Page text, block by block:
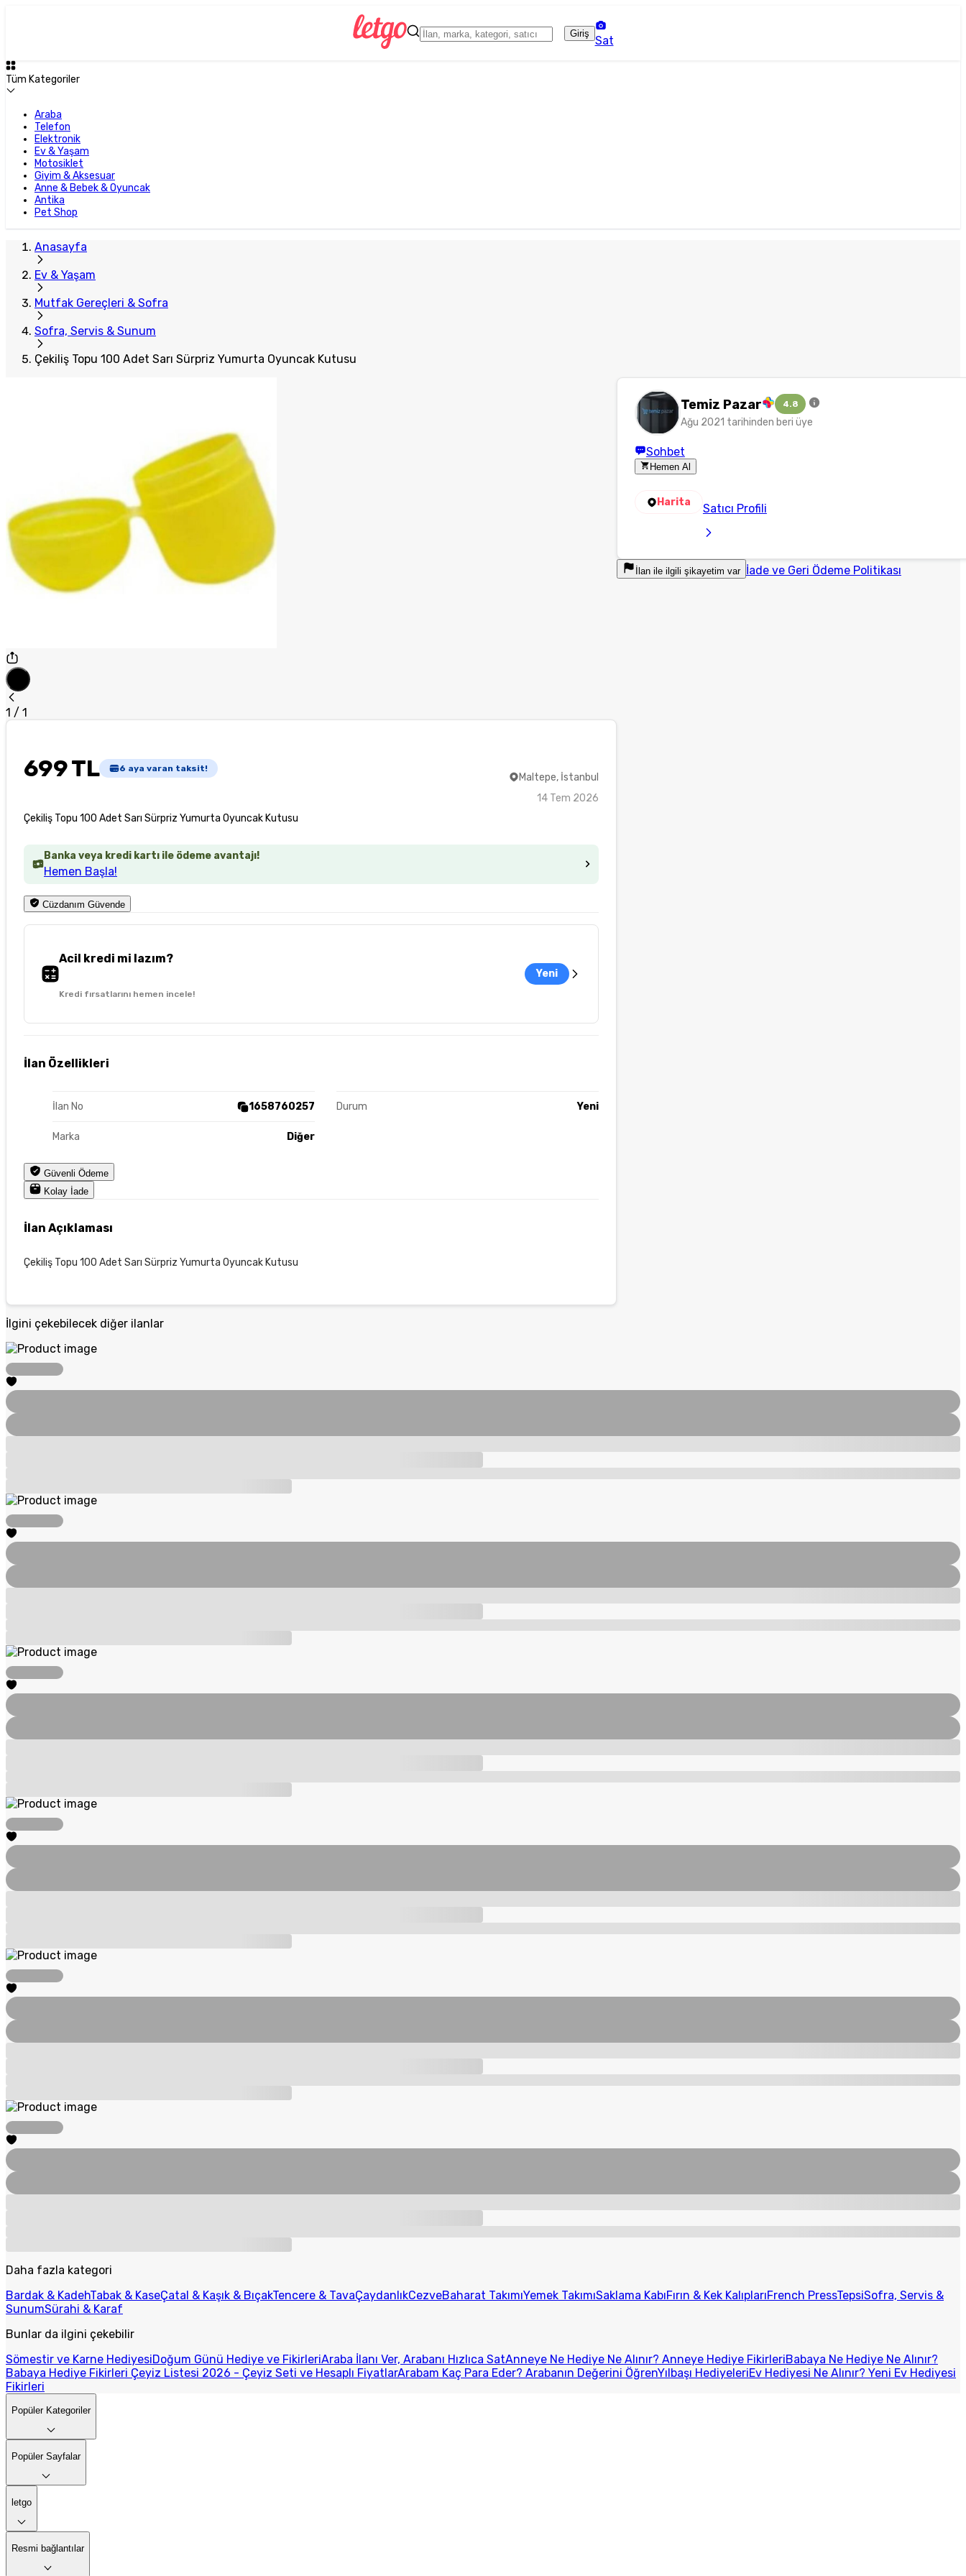
Giriş
Sat
Tüm Kategoriler
Araba
Telefon
Elektronik
Ev & Yaşam
Motosiklet
Giyim & Aksesuar
Anne & Bebek & Oyuncak
Antika
Pet Shop
Anasayfa
Ev & Yaşam
Mutfak Gereçleri & Sofra
Sofra, Servis & Sunum
Çekiliş Topu 100 Adet Sarı Sürpriz Yumurta Oyuncak Kutusu
1 / 1
699 TL 6 aya varan taksit!
Çekiliş Topu 100 Adet Sarı Sürpriz Yumurta Oyuncak Kutusu
Maltepe, İstanbul
14 Tem 2026
Banka veya kredi kartı ile ödeme avantajı!
Hemen Başla!
Cüzdanım Güvende
Acil kredi mi lazım?
Kredi fırsatlarını hemen incele!
Yeni
İlan Özellikleri
İlan No 1658760257 Durum Yeni
Marka Diğer
Güvenli Ödeme
Kolay İade
İlan Açıklaması
Çekiliş Topu 100 Adet Sarı Sürpriz Yumurta Oyuncak Kutusu
Temiz Pazar 4.8
Ağu 2021 tarihinden beri üye
Sohbet
Hemen Al
Harita Satıcı Profili
İlan ile ilgili şikayetim var İade ve Geri Ödeme Politikası
İlgini çekebilecek diğer ilanlar
Daha fazla kategori
Bardak & KadehTabak & KaseÇatal & Kaşık & BıçakTencere & TavaÇaydanlıkCezveBaharat TakımıYemek TakımıSaklama KabıFırın & Kek KalıplarıFrench PressTepsiSofra, Servis &
SunumSürahi & Karaf
Bunlar da ilgini çekebilir
Sömestir ve Karne HediyesiDoğum Günü Hediye ve FikirleriAraba İlanı Ver, Arabanı Hızlıca SatAnneye Ne Hediye Ne Alınır? Anneye Hediye FikirleriBabaya Ne Hediye Ne Alınır?
Babaya Hediye Fikirleri Çeyiz Listesi 2026 - Çeyiz Seti ve Hesaplı FiyatlarArabam Kaç Para Eder? Arabanın Değerini ÖğrenYılbaşı HediyeleriEv Hediyesi Ne Alınır? Yeni Ev Hediyesi
Fikirleri
Popüler Kategoriler
Popüler Sayfalar
letgo
Resmi bağlantılar